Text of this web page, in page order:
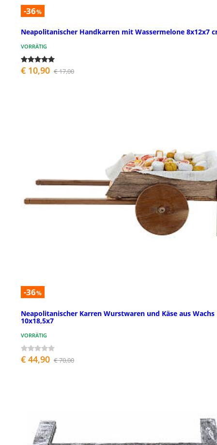
-36%
Neapolitanischer Handkarren mit Wassermelone 8x12x7
VORRÄTIG
€ 10,90 € 17,00
-36%
Neapolitanischer Karren Wurstwaren und Käse aus Wachs
10x18,5x7
VORRÄTIG
€ 44,90 € 70,00